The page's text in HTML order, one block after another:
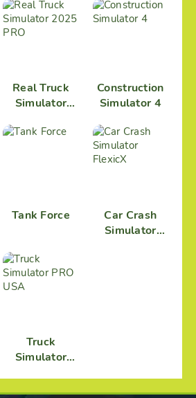
Real Truck
Simulator
Construction
Simulator 4
Tank Force
Car Crash
Simulator
Truck
Simulator